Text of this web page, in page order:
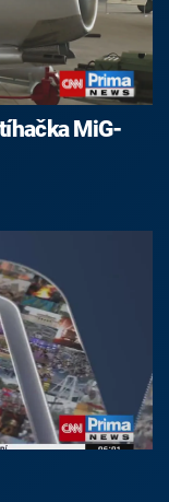
MiG-